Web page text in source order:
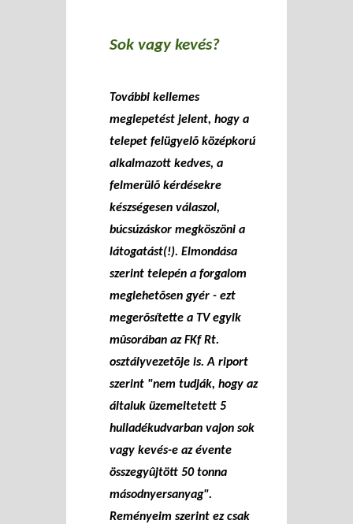
Sok vagy kevés?
További kellemes
meglepetést jelent, hogy a
telepet felügyelõ középkorú
alkalmazott kedves, a
felmerülõ kérdésekre
készségesen válaszol,
búcsúzáskor megköszöni a
látogatást(!). Elmondása
szerint telepén a forgalom
meglehetõsen gyér - ezt
megerõsítette a TV egyik
mûsorában az FKf Rt.
osztályvezetõje is. A riport
szerint "nem tudják, hogy az
általuk üzemeltetett 5
hulladékudvarban vajon sok
vagy kevés-e az évente
összegyûjtött 50 tonna
másodnyersanyag".
Reményeim szerint ez csak